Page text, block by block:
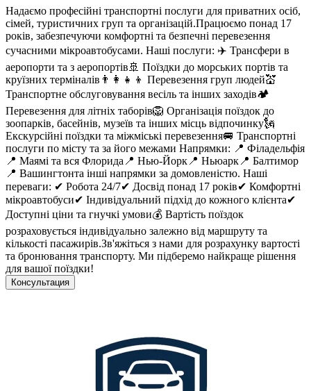
Надаємо професійні транспортні послуги для приватних осіб,
сімей, туристичних груп та організацій.Працюємо понад 17
років, забезпечуючи комфортні та безпечні перевезення
сучасними мікроавтобусами. Наші послуги: ✈️ Трансфери в
аеропорти та з аеропортів🚢 Поїздки до морських портів та
круїзних терміналів👨‍👩‍👧‍👦 Перевезення груп людей💒
Транспортне обслуговування весіль та інших заходів🏕️
Перевезення для літніх таборів🦁 Організація поїздок до
зоопарків, басейнів, музеїв та інших місць відпочинку🗽
Екскурсійні поїздки та міжміські перевезення🚐 Транспортні
послуги по місту та за його межами Напрямки: 📍 Філадельфія
📍 Маямі та вся Флорида📍 Нью-Йорк📍 Ньюарк📍 Балтимор
📍 Вашингтонта інші напрямки за домовленістю. Наші
переваги: ✔ Робота 24/7✔ Досвід понад 17 років✔ Комфортні
мікроавтобуси✔ Індивідуальний підхід до кожного клієнта✔
Доступні ціни та гнучкі умови💰 Вартість поїздок
розраховується індивідуально залежно від маршруту та
кількості пасажирів.Зв'яжіться з нами для розрахунку вартості
та бронювання транспорту. Ми підберемо найкраще рішення
для вашої поїздки!
Консультация